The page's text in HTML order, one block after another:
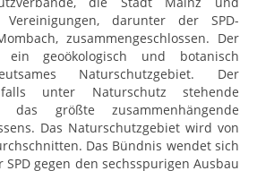
darunter der SPD-
zusammengeschlossen. Der
geoökologisch und botanisch
Naturschutzgebiet. Der
unter Naturschutz stehende
das größte zusammenhängende
Das Naturschutzgebiet wird von
Das Bündnis wendet sich
gegen den sechsspurigen Ausbau